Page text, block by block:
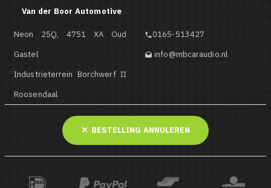
Van der Boor Automotive
Neon 25Q, 4751 XA Oud
Gastel
Industrieterrein Borchwerf II
Roosendaal
0165-513427
 info@mbcaraudio.nl
BESTELLING ANNULEREN